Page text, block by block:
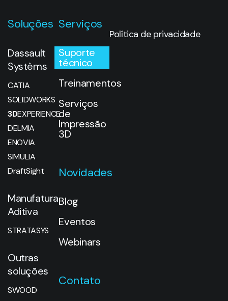
Soluções
Dassault
Systèms
CATIA
SOLIDWORKS
3DEXPERIENCE
DELMIA
ENOVIA
SIMULIA
DraftSight
Manufatura
Aditiva
STRATASYS
Outras
soluções
SWOOD
Serviços
Suporte
técnico
Treinamentos
Serviços
de
Impressão
3D
Novidades
Blog
Eventos
Webinars
Contato
Política de privacidade